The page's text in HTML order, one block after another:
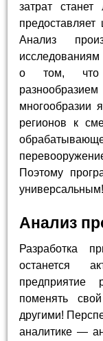
затрат
Анализ
исследованиям
о том, что
многообразии
регионов к
Поэтому
универсальным!
Анализ
Разработка
останется
предприятие
поменять
другими!
аналитике —